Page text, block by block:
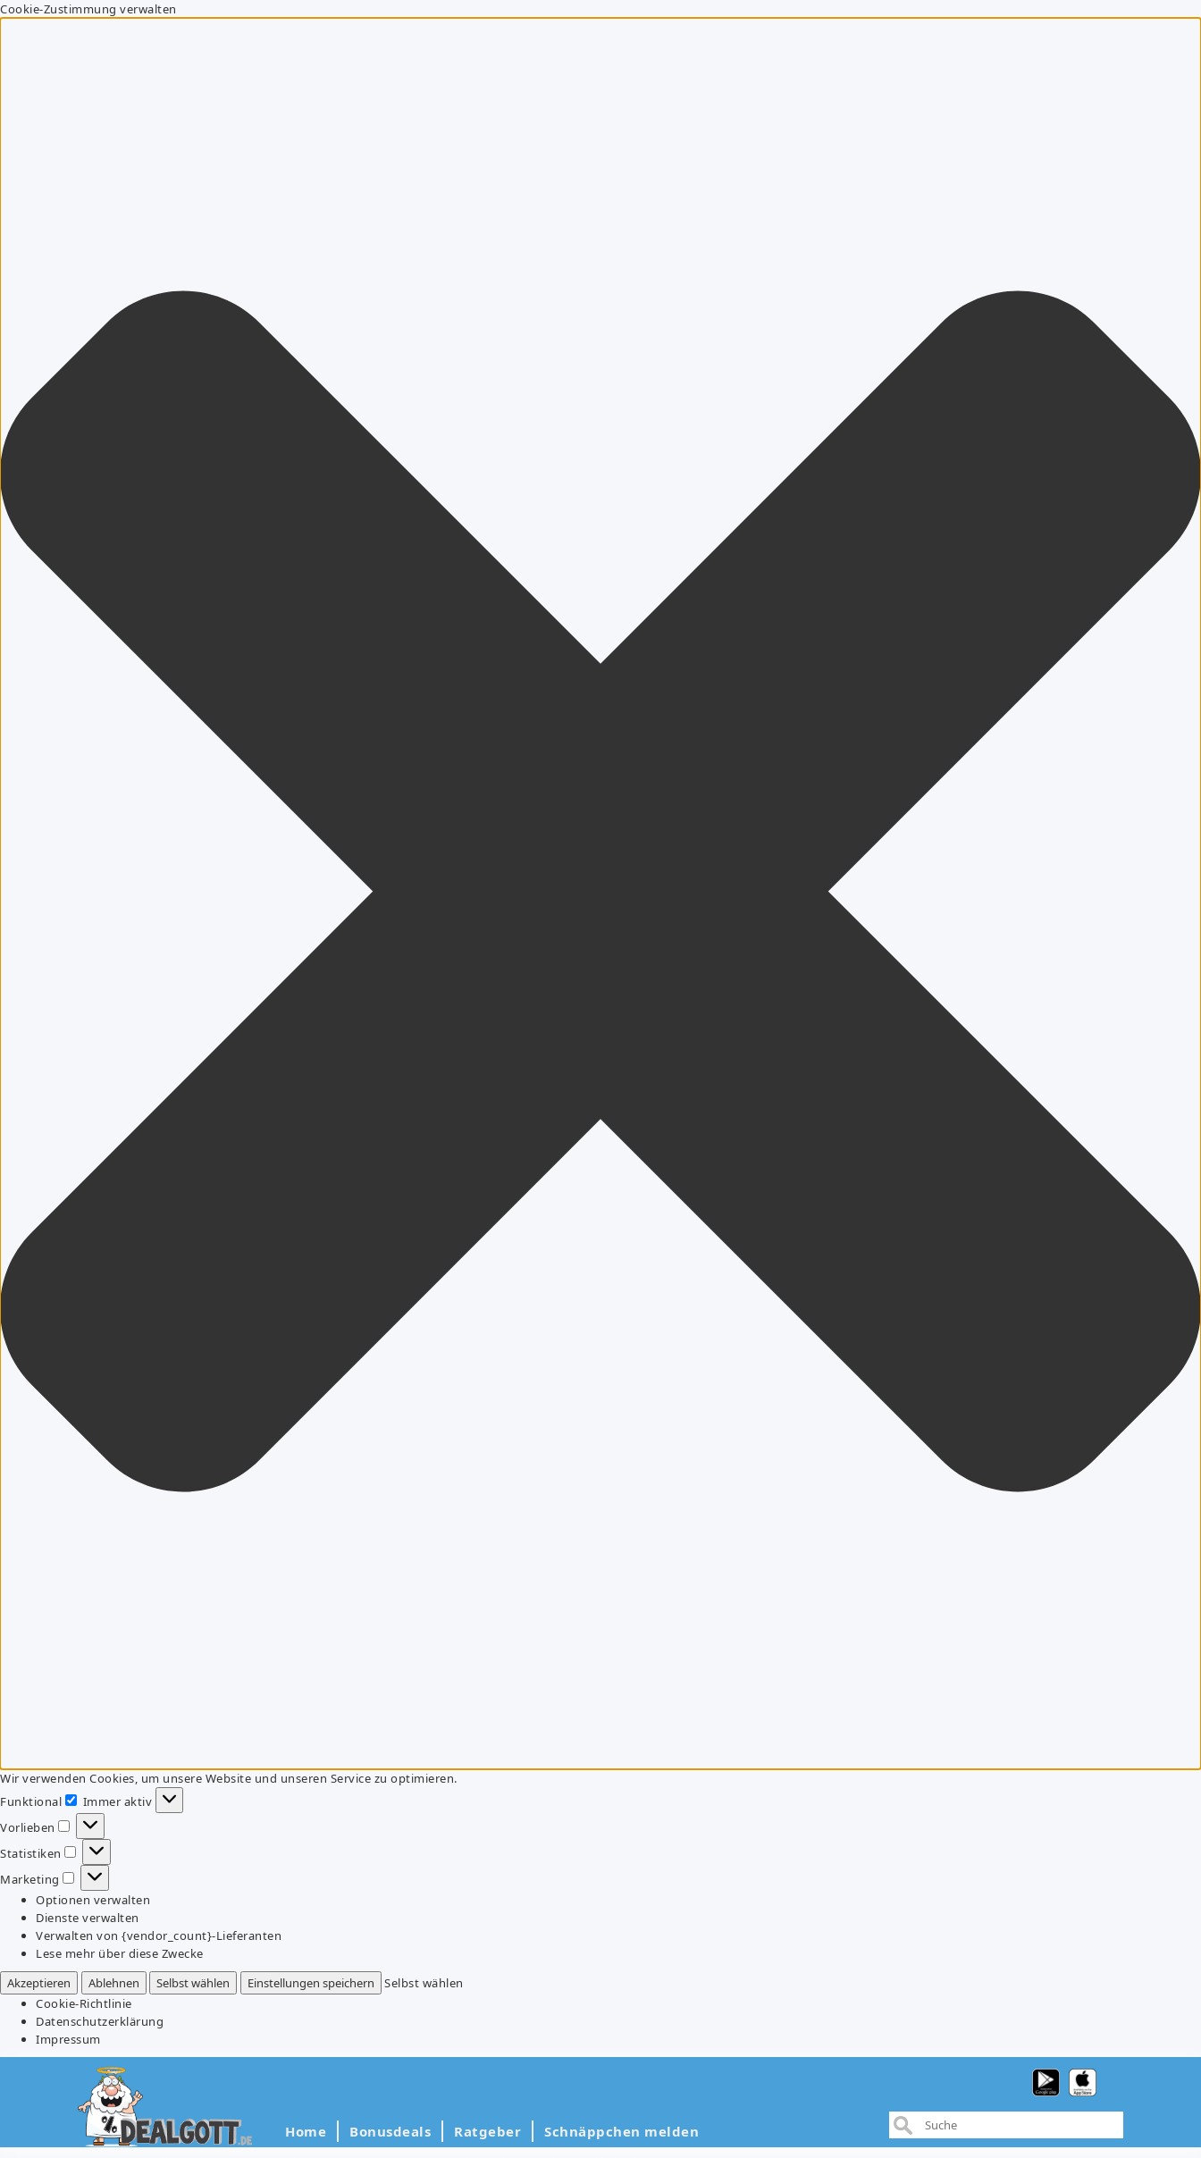
Cookie-Zustimmung verwalten
Wir verwenden Cookies, um unsere Website und unseren Service zu optimieren.
Funktional
Funktional
Immer aktiv
Vorlieben
Vorlieben
Statistiken
Statistiken
Marketing
Marketing
Optionen verwalten
Dienste verwalten
Verwalten von {vendor_count}-Lieferanten
Lese mehr über diese Zwecke
Akzeptieren
Ablehnen Selbst wählen Einstellungen speichern
Selbst wählen
Cookie-Richtlinie
Datenschutzerklärung
Impressum
Home Bonusdeals Ratgeber Schnäppchen melden